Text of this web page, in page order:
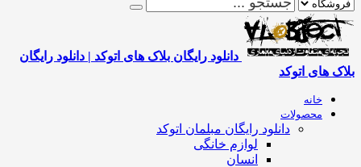
دانلود رایگان بلاک های اتوکد | دانلود رایگان
های اتوکد
خانه
محصولات
دانلود رایگان مبلمان اتوکد
لوازم خانگی
انسان